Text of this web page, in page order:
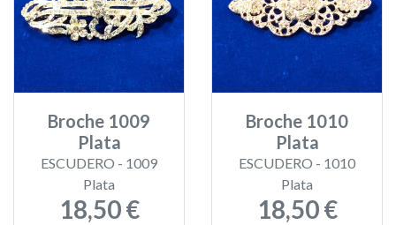
Broche 1009
Plata
ESCUDERO - 1009
Plata
18,50 €
Broche 1010
Plata
ESCUDERO - 1010
Plata
18,50 €